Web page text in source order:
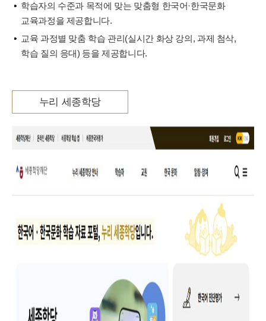
학습자의 수준과 목적에 맞는 맞춤형 한국어·한국문화
교육과정을 제공합니다.
교육 과정별 맞춤 학습 관리(실시간 화상 강의, 과제 첨삭,
학습 질의 응대) 등을 제공합니다.
누리 세종학당